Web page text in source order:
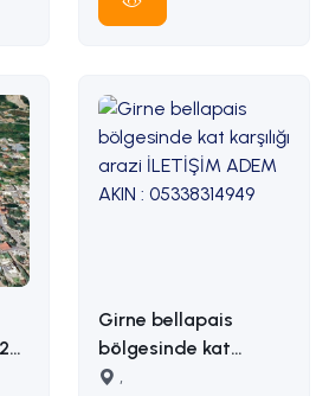
Girne bellapais
bölgesinde kat
karşılığı arazi
,